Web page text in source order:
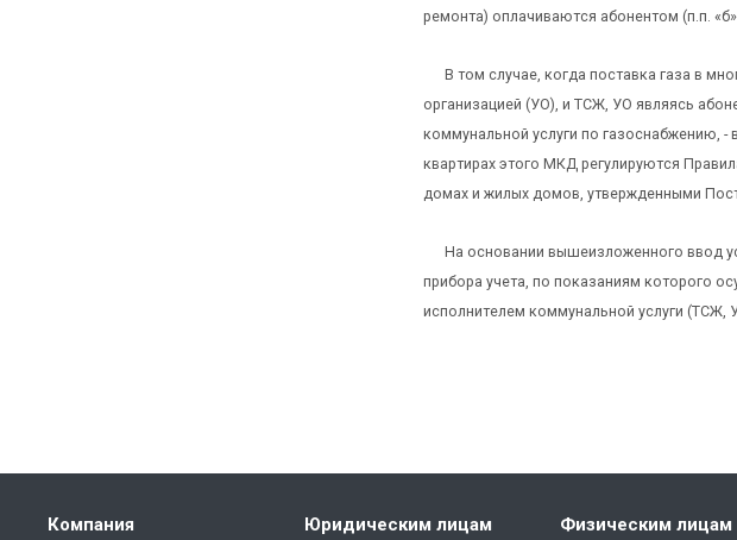
ремонта) оплачиваются абонентом (п.п. «б»
В том случае, когда поставка газа в
организацией (УО), и ТСЖ, УО являясь
коммунальной услуги по газоснабжению, -
квартирах этого МКД регулируются
домах и жилых домов, утвержденными
На основании вышеизложенного ввод
прибора учета, по показаниям которого
исполнителем коммунальной услуги (ТСЖ,
Компания Юридическим лицам Физическим лицам